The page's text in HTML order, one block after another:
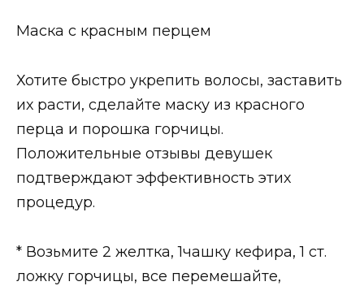
Маска с красным перцем
Хотите быстро укрепить волосы, заставить
их расти, сделайте маску из красного
перца и порошка горчицы.
Положительные отзывы девушек
подтверждают эффективность этих
процедур.
* Возьмите 2 желтка, 1чашку кефира, 1 ст.
ложку горчицы, все перемешайте,